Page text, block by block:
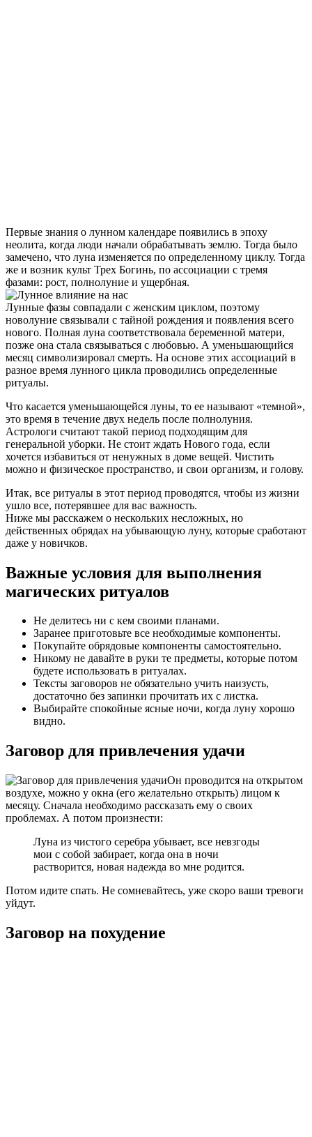
Первые знания о лунном календаре появились в эпоху
неолита, когда люди начали обрабатывать землю. Тогда было
замечено, что луна изменяется по определенному циклу. Тогда
же и возник культ Трех Богинь, по ассоциации с тремя
фазами: рост, полнолуние и ущербная.
Лунные фазы совпадали с женским циклом, поэтому
новолуние связывали с тайной рождения и появления всего
нового. Полная луна соответствовала беременной матери,
позже она стала связываться с любовью. А уменьшающийся
месяц символизировал смерть. На основе этих ассоциаций в
разное время лунного цикла проводились определенные
ритуалы.
Что касается уменьшающейся луны, то ее называют «темной»,
это время в течение двух недель после полнолуния.
Астрологи считают такой период подходящим для
генеральной уборки. Не стоит ждать Нового года, если
хочется избавиться от ненужных в доме вещей. Чистить
можно и физическое пространство, и свои организм, и голову.
Итак, все ритуалы в этот период проводятся, чтобы из жизни
ушло все, потерявшее для вас важность.
Ниже мы расскажем о нескольких несложных, но
действенных обрядах на убывающую луну, которые сработают
даже у новичков.
Важные условия для выполнения
магических ритуалов
Не делитесь ни с кем своими планами.
Заранее приготовьте все необходимые компоненты.
Покупайте обрядовые компоненты самостоятельно.
Никому не давайте в руки те предметы, которые потом
будете использовать в ритуалах.
Тексты заговоров не обязательно учить наизусть,
достаточно без запинки прочитать их с листка.
Выбирайте спокойные ясные ночи, когда луну хорошо
видно.
Заговор для привлечения удачи
Он проводится на открытом
воздухе, можно у окна (его желательно открыть) лицом к
месяцу. Сначала необходимо рассказать ему о своих
проблемах. А потом произнести:
Луна из чистого серебра убывает, все невзгоды
мои с собой забирает, когда она в ночи
растворится, новая надежда во мне родится.
Потом идите спать. Не сомневайтесь, уже скоро ваши тревоги
уйдут.
Заговор на похудение